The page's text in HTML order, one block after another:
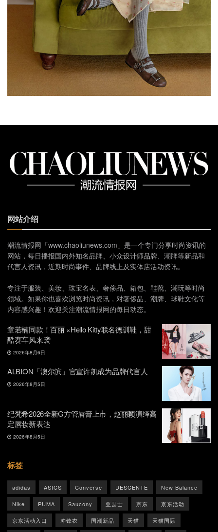
网站介绍
潮流情报网「www.chaoliunews.com」是一个专门分享时尚资讯的
网站，每日播报国内外知名品牌、小众设计师品牌、潮牌等新品和
代言人资讯，近期时尚事件、品牌线上及实体店活动资讯。
专注于服装、美妆、珠宝名表、奢侈品、箱包、鞋靴、潮玩等时尚
领域。如果你也喜欢浏览时尚资讯，对奢侈品、潮牌、球鞋文化等
内容感兴趣！欢迎关注潮流情报网的每日动态。
章若楠同款！百丽 ×Hello Kitty联名德训鞋，甜
酷赛车风来袭
2026年8月6日
ALBION「澳尔滨」官宣许凯成为品牌代言人
2026年8月5日
纪梵希2026全新G方管唇膏上市，赵丽颖演绎高
定唇妆新表达
2026年8月5日
标签
adidas ASICS Converse DESCENTE New Balance
Nike PUMA Saucony 亚瑟士 京东 京东活动
京东活动入口 冲锋衣 国潮新品 天猫 天猫国际